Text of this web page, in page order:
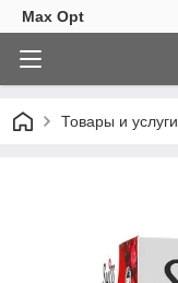
Max Opt
Товары и услуги